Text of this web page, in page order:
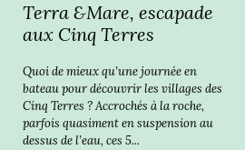
Terra &Mare, escapade
aux Cinq Terres
Quoi de mieux qu’une journée en
bateau pour découvrir les villages des
Cinq Terres ? Accrochés à la roche,
parfois quasiment en suspension au
dessus de l’eau, ces 5...